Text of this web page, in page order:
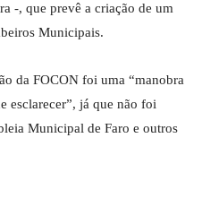
-, que prevê a criação de um
Municipais.
da FOCON foi uma “manobra
esclarecer”, já que não foi
Municipal de Faro e outros